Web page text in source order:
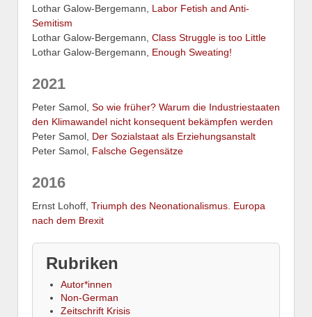
Lothar Galow-Bergemann, Labor Fetish and Anti-
Semitism
Lothar Galow-Bergemann, Class Struggle is too Little
Lothar Galow-Bergemann, Enough Sweating!
2021
Peter Samol, So wie früher? Warum die Industriestaaten
den Klimawandel nicht konsequent bekämpfen werden
Peter Samol, Der Sozialstaat als Erziehungsanstalt
Peter Samol, Falsche Gegensätze
2016
Ernst Lohoff, Triumph des Neonationalismus. Europa
nach dem Brexit
Rubriken
Autor*innen
Non-German
Zeitschrift Krisis